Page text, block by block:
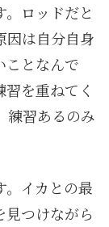
ロッドだと
因は自分自身
ことなんで
を重ねてく
練習あるのみ
イカとの最
見つけながら